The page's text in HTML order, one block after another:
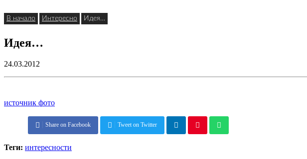
В начало Интересно Идея…
Идея…
24.03.2012
источник фото
Share on Facebook Tweet on Twitter
Теги: интересности